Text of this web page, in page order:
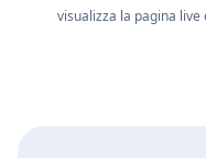
visualizza la pagina